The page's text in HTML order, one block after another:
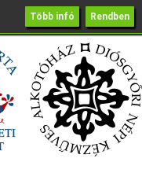
Több infó Rendben